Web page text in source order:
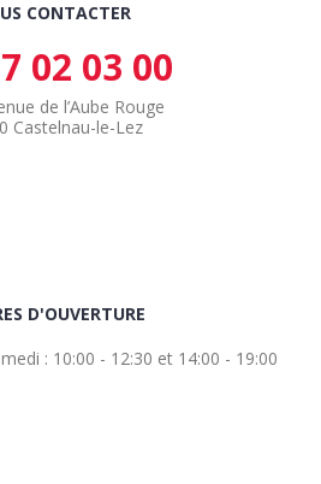
CONTACTER
02 03 00
de l’Aube Rouge
Castelnau-le-Lez
D'OUVERTURE
: 10:00 - 12:30 et 14:00 - 19:00